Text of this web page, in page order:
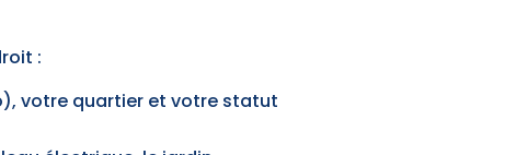
:
votre quartier et votre statut